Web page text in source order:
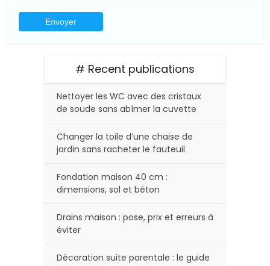
# Recent publications
Nettoyer les WC avec des cristaux
de soude sans abîmer la cuvette
Changer la toile d’une chaise de
jardin sans racheter le fauteuil
Fondation maison 40 cm :
dimensions, sol et béton
Drains maison : pose, prix et erreurs à
éviter
Décoration suite parentale : le guide